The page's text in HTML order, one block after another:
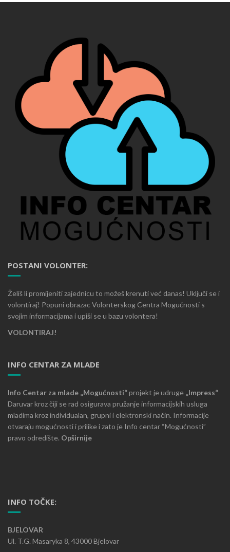
POSTANI VOLONTER:
Želiš li promijeniti zajednicu to možeš krenuti već danas! Uključi se i
volontiraj! Popuni obrazac Volonterskog Centra Mogućnosti s
svojim informacijama i upiši se u bazu volontera!
VOLONTIRAJ!
INFO CENTAR ZA MLADE
Info Centar za mlade „Mogućnosti“projekt je udruge „Impress“
Daruvar kroz čiji se rad osigurava pružanje informacijskih usluga
mladima kroz individualan, grupni i elektronski način. Informacije
otvaraju mogućnosti i prilike i zato je Info centar “Mogućnosti”
pravo odredište. Opširnije
INFO TOČKE:
BJELOVAR
Ul. T.G. Masaryka 8, 43000 Bjelovar